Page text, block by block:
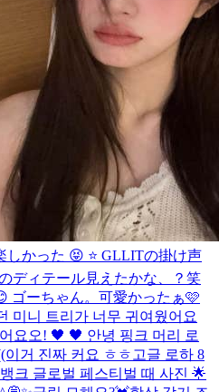
しかった 😝 ⭐ GLLITの掛け声
ディテール見えたかな、？笑
ゴーちゃん。可愛かったぁ🩷
미니 트리가 너무 귀여웠어요
요오! 🖤 🖤 안녕 핑크 머리 로
거 진짜 커요 ㅎㅎ 고글 로하 8
크 글로벌 페스티벌 때 사진 🌟